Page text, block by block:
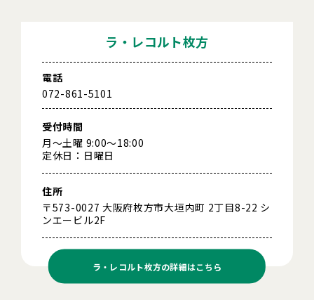
ラ・レコルト枚方
電話
072-861-5101
受付時間
月～土曜 9:00～18:00
定休日：日曜日
住所
〒573-0027 大阪府枚方市大垣内町 2丁目8-22 シ
ンエービル2F
ラ・レコルト枚方の詳細はこちら